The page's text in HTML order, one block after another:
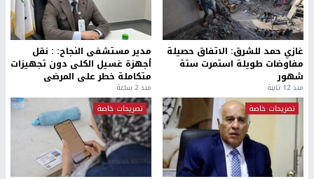
غازي حمد للشرق: الاتفاق حصيلة
مفاوضات طويلة استمرت ستة
شهور
منذ 12 ثانية
مدير مستشفى النجاح: : نقل
أجهزة غسيل الكلى دون تجهيزات
متكاملة خطر على المرضى
منذ 2 ساعة
تصريحات خاصة
تصريحات خاصة